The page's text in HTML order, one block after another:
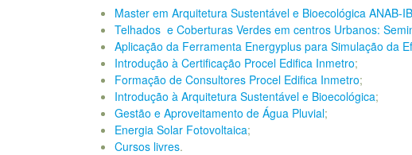
Master em Arquitetura Sustentável e Bioecológica ANAB-
Telhados e Coberturas Verdes em centros Urbanos:
Aplicação da Ferramenta Energyplus para Simulação da
Introdução à Certificação Procel Edifica Inmetro;
Formação de Consultores Procel Edifica Inmetro;
Introdução à Arquitetura Sustentável e Bioecológica;
Gestão e Aproveitamento de Água Pluvial;
Energia Solar Fotovoltaica;
Cursos livres.